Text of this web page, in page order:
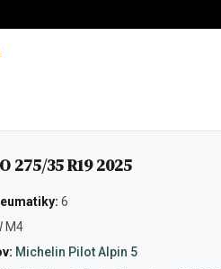
275/35 R19 2025
6
M4
Michelin Pilot Alpin 5